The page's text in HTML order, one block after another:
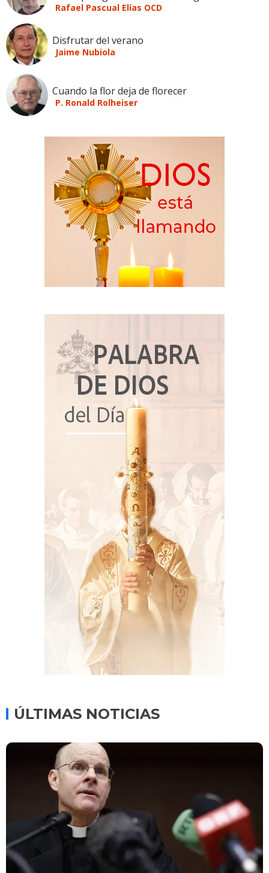
Rafael Pascual Elías OCD
Disfrutar del verano
Jaime Nubiola
Cuando la flor deja de florecer
P. Ronald Rolheiser
ÚLTIMAS NOTICIAS